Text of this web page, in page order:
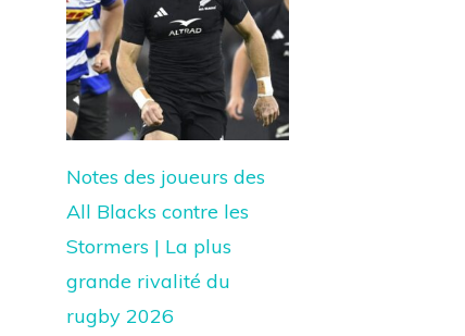
Notes des joueurs des
All Blacks contre les
Stormers | La plus
grande rivalité du
rugby 2026